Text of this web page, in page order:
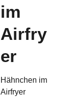
im
Airfry
er
Hähnchen im
Airfryer